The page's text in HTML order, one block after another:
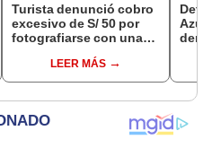
Turista denunció cobro
excesivo de S/ 50 por
fotografiarse con una
Serenazgo recuperó el
dinero
LEER MÁS
Azul